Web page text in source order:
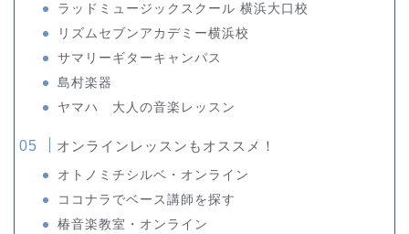
ラッドミュージックスクール 横浜大口校
リズムセブンアカデミー横浜校
サマリーギターキャンパス
島村楽器
ヤマハ 大人の音楽レッスン
オンラインレッスンもオススメ！
オトノミチシルベ・オンライン
ココナラでベース講師を探す
椿音楽教室・オンライン